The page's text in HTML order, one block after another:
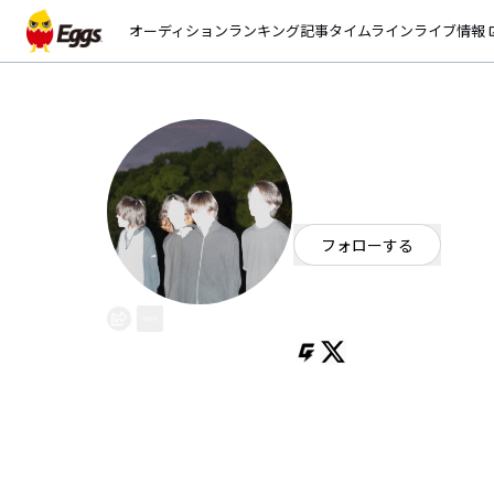
オーディションランキング記事タイムラインライブ情報
フォローする